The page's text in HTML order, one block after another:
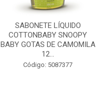
SABONETE LÍQUIDO
COTTONBABY SNOOPY
BABY GOTAS DE CAMOMILA
12...
Código: 5087377